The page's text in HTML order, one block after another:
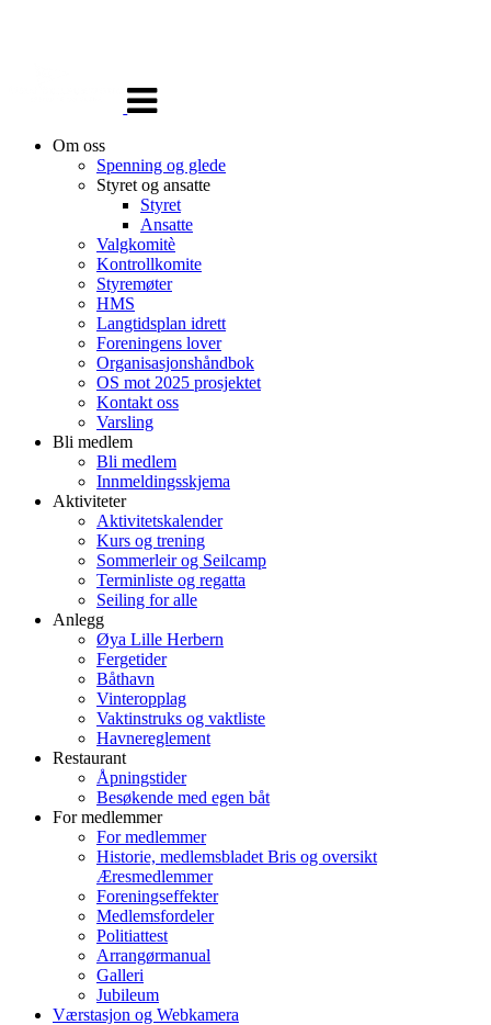
navigasjon
Om oss
Spenning og glede
Styret og ansatte
Styret
Ansatte
Valgkomitè
Kontrollkomite
Styremøter
HMS
Langtidsplan idrett
Foreningens lover
Organisasjonshåndbok
OS mot 2025 prosjektet
Kontakt oss
Varsling
Bli medlem
Bli medlem
Innmeldingsskjema
Aktiviteter
Aktivitetskalender
Kurs og trening
Sommerleir og Seilcamp
Terminliste og regatta
Seiling for alle
Anlegg
Øya Lille Herbern
Fergetider
Båthavn
Vinteropplag
Vaktinstruks og vaktliste
Havnereglement
Restaurant
Åpningstider
Besøkende med egen båt
For medlemmer
For medlemmer
Historie, medlemsbladet Bris og oversikt
Æresmedlemmer
Foreningseffekter
Medlemsfordeler
Politiattest
Arrangørmanual
Galleri
Jubileum
Værstasjon og Webkamera